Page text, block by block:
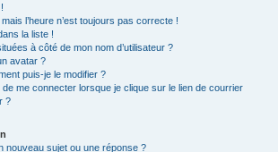
l’heure n’est toujours pas correcte !
la liste !
à côté de mon nom d’utilisateur ?
avatar ?
puis-je le modifier ?
de me connecter lorsque je clique sur le lien de courrier
?
nouveau sujet ou une réponse ?